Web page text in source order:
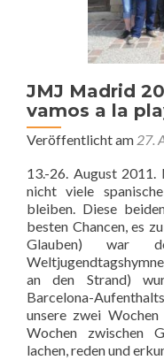
JMJ Madrid
vamos a la
Veröffentlicht am 27.
13.-26. August 2011.
nicht viele
bleiben. Diese
besten Chancen, es
Glauben) war
an den Strand)
Barcelona-
unsere zwei
Wochen zwischen
lachen, reden und